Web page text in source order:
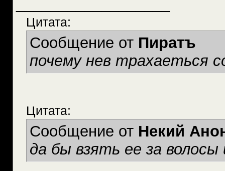
Цитата:
Сообщение от Пиратъ
почему нев трахаеться
Цитата:
Сообщение от Некий
да бы взять ее за